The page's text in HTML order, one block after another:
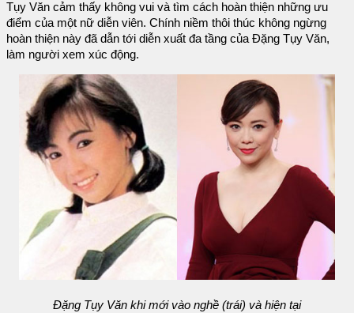
Tụy Văn cảm thấy không vui và tìm cách hoàn thiện những ưu
điểm của một nữ diễn viên. Chính niềm thôi thúc không ngừng
hoàn thiện này đã dẫn tới diễn xuất đa tầng của Đặng Tụy Văn,
làm người xem xúc động.
Đặng Tụy Văn khi mới vào nghề (trái) và hiện tại